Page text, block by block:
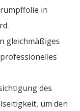
in
gleichmäßiges
des
um den